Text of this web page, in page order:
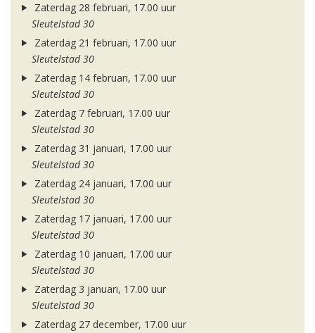
Zaterdag 28 februari, 17.00 uur
Sleutelstad 30
Zaterdag 21 februari, 17.00 uur
Sleutelstad 30
Zaterdag 14 februari, 17.00 uur
Sleutelstad 30
Zaterdag 7 februari, 17.00 uur
Sleutelstad 30
Zaterdag 31 januari, 17.00 uur
Sleutelstad 30
Zaterdag 24 januari, 17.00 uur
Sleutelstad 30
Zaterdag 17 januari, 17.00 uur
Sleutelstad 30
Zaterdag 10 januari, 17.00 uur
Sleutelstad 30
Zaterdag 3 januari, 17.00 uur
Sleutelstad 30
Zaterdag 27 december, 17.00 uur